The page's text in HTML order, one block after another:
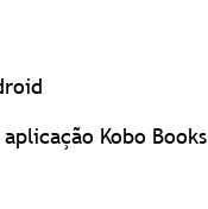
Kobo Books